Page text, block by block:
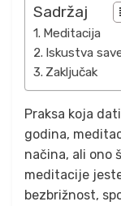
Sadržaj
Meditacija
Iskustva
Zaključak
Praksa koja
godina,
načina, ali ono
meditacije
bezbrižnost,